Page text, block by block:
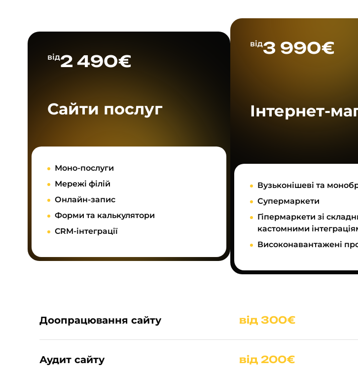
від2 490€
Сайти послуг
Моно-послуги
Мережі філій
Онлайн-запис
Форми та калькулятори
CRM-інтеграції
від3 990€
Інтернет-
Вузьконішеві та
Супермаркети
Гіпермаркети зі
кастомними
Високонавантажені
Доопрацювання сайту від 300€
Аудит сайту від 200€